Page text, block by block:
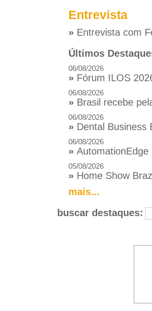
Entrevista
» Entrevista com
Últimos
06/08/2026
» Fórum ILOS
06/08/2026
» Brasil recebe
06/08/2026
» Dental Business
06/08/2026
»
05/08/2026
» Home Show
mais...
buscar destaques: